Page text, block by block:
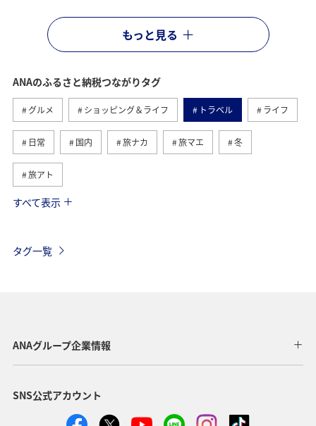
もっと見る
ANAのふるさと納税つながりタグ
グルメ ショッピング＆ライフ トラベル ライフ
日常 国内 旅ナカ 旅マエ 冬
旅アト
関東・甲信越地方
熊本県 新潟県 電車 関西地方
ANAグルメマイル
すべて表示
タグ一覧
ANAグループ企業情報
SNS公式アカウント